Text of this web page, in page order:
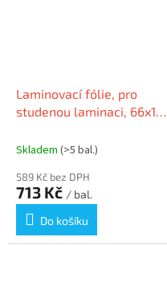
Laminovací fólie, pro
studenou laminaci, 66x100
Skladem (>5 bal.)
589 Kč bez DPH
713 Kč / bal.
Do košíku